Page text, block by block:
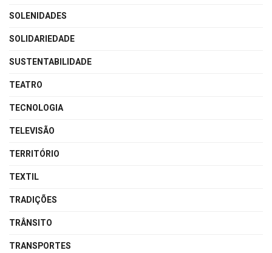
SOLENIDADES
SOLIDARIEDADE
SUSTENTABILIDADE
TEATRO
TECNOLOGIA
TELEVISÃO
TERRITÓRIO
TEXTIL
TRADIÇÕES
TRÂNSITO
TRANSPORTES